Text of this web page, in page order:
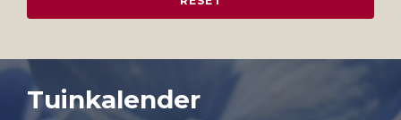
Tuinkalender